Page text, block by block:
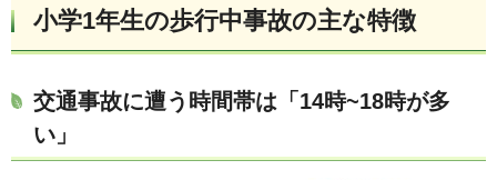
小学1年生の歩行中事故の主な特徴
交通事故に遭う時間帯は「14時~18時が多
い」